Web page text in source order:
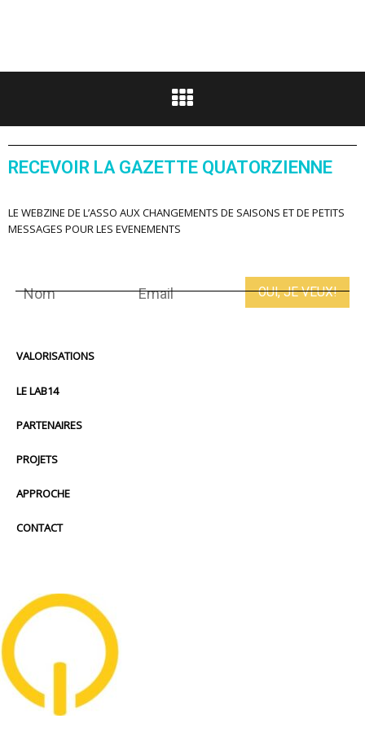
RECEVOIR LA GAZETTE QUATORZIENNE
LE WEBZINE DE L’ASSO AUX CHANGEMENTS DE SAISONS ET DE PETITS
MESSAGES POUR LES EVENEMENTS
VALORISATIONS
LE LAB14
PARTENAIRES
PROJETS
APPROCHE
CONTACT